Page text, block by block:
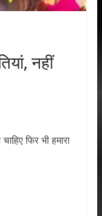
नहीं
फिर भी हमारा